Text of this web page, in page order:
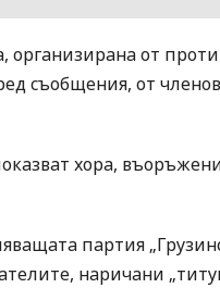
организирана от
съобщения, от
хора,
партия
наричани